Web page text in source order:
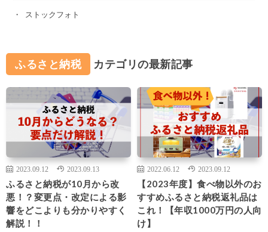
ストックフォト
ふるさと納税 カテゴリの最新記事
2023.09.12 2023.09.13
ふるさと納税が10月から改
悪！？変更点・改定による影
響をどこよりも分かりやすく
解説！！
2022.06.12 2023.09.12
【2023年度】食べ物以外のお
すすめふるさと納税返礼品は
これ！【年収1000万円の人向
け】